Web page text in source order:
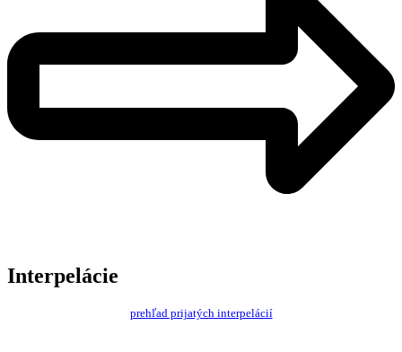
Interpelácie
prehľad prijatých interpelácií